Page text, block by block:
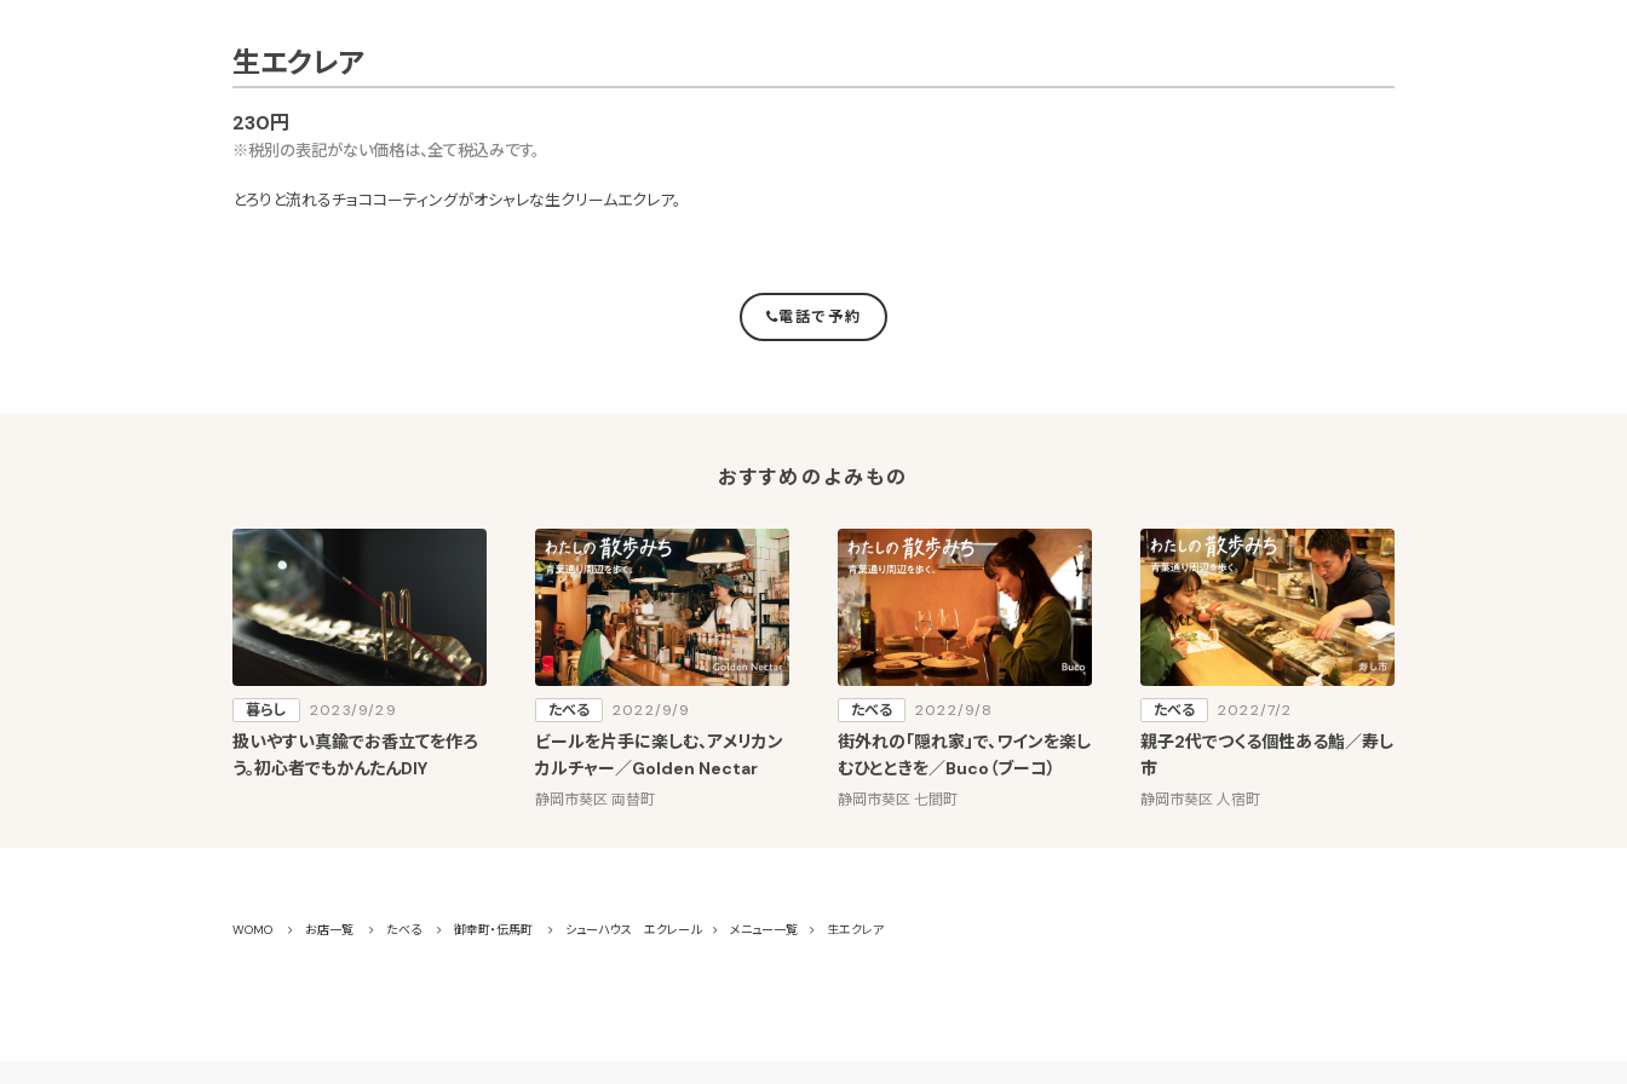
生エクレア
230円
※税別の表記がない価格は、全て税込みです。
とろりと流れるチョココーティングがオシャレな生クリームエクレア。
電話で予約
おすすめのよみもの
暮らし 2023/9/29
扱いやすい真鍮でお香立てを作ろ
う。初心者でもかんたんDIY
たべる 2022/9/9
ビールを片手に楽しむ、アメリカン
カルチャー／Golden Nectar
静岡市葵区 両替町
たべる 2022/9/8
街外れの「隠れ家」で、ワインを楽し
むひとときを／Buco（ブーコ）
静岡市葵区 七間町
たべる 2022/7/2
親子2代でつくる個性ある鮨／寿し
市
静岡市葵区 人宿町
WOMO お店一覧 たべる 御幸町・伝馬町 シューハウス エクレール メニュー一覧 生エクレア